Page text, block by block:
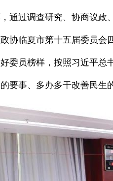
通过调查研究、协商议
协临夏市第十五届委员会
委员榜样，按照习近平总
要事、多办多干改善民